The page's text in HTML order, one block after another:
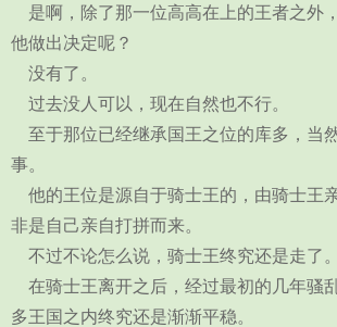
是啊，除了那一位高高在上的王者之外
他做出决定呢？
没有了。
过去没人可以，现在自然也不行。
至于那位已经继承国王之位的库多，当
事。
他的王位是源自于骑士王的，由骑士王
非是自己亲自打拼而来。
不过不论怎么说，骑士王终究还是走了。
在骑士王离开之后，经过最初的几年骚
多王国之内终究还是渐渐平稳。